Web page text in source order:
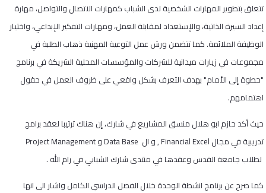
تتعلق بتطوير المهارات الشخصية لدى الشباب كمهارات الاتصال والتواصل، مهارة
إعداد السيرة الذاتية، والإستعداد لمقابلة العمل، ومهارات التفكير الإبداعي، واختيار
الوظيفة الملائمة. كما تتضمن ورش عمل التوعية المهنية ذهاب الطلبة في
مجموعات في زيارات ميدانية للشركات والمؤسسات المحلية الشريكة في برنامج
"خطوة إلى الأمام" بهدف التعرف بشكل واقعي على ظروف العمل في حقول
اهتمامهم.
حيث أكد حازم ابو هلال منسق المشاريع في شارك، إن هناك ترتيبا لعقد برامج
تدريبية في مجال Financial Excel , و ال Data Base و Project Management
لطلاب جامعة القدس وعقدها في منتدى شارك الشبابي في رام الله .
كما صرح عن برنامج انشطة الوحدة خلال الفصل الدراسي الكامل واشار الى انها